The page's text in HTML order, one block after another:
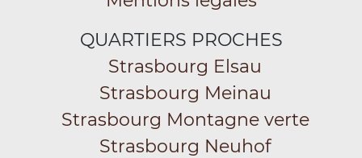
QUARTIERS PROCHES
Strasbourg Elsau
Strasbourg Meinau
Strasbourg Montagne verte
Strasbourg Neuhof